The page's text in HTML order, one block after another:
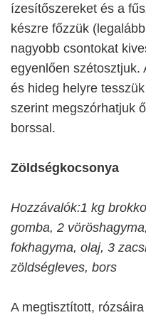
ízesítőszereket és a
készre főzzük
nagyobb csontokat
egyenlően szétosztjuk.
és hideg helyre
szerint megszórhatjuk
borssal.
Zöldségkocsonya
Hozzávalók:1 kg
gomba, 2
fokhagyma, olaj, 3
zöldségleves, bors
A megtisztított,